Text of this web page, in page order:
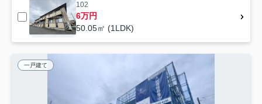
102
6万円
50.05㎡ (1LDK)
一戸建て